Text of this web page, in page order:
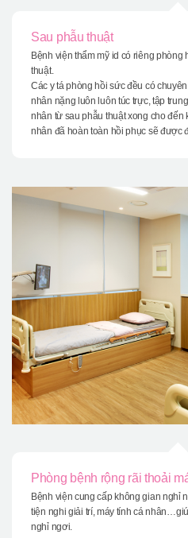
Sau phẫu thuật
Bệnh viện thẩm mỹ id có riêng
thuật.
Các y tá phòng hồi sức đều có
nhân nặng luôn luôn túc trực, tập
nhân từ sau phẫu thuật xong cho đến
nhân đã hoàn toàn hồi phục sẽ được
Phòng bệnh rộng rãi thoải
Bệnh viện cung cấp không gian nghỉ
tiện nghi giải trí, máy tính cá
nghỉ ngơi.